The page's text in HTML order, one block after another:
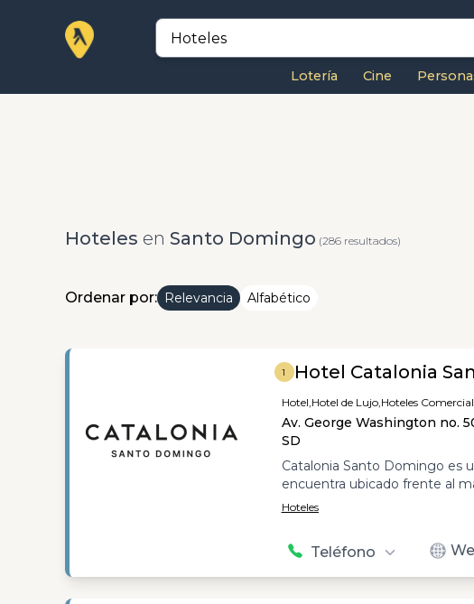
Lotería Cine
Hoteles en Santo Domingo (286 resultados)
Ordenar por: Relevancia Alfabético
1 Hotel Catalonia
Hotel,Hotel de Lujo,Hoteles
Av. George Washington no.
SD
Catalonia Santo Domingo es
encuentra ubicado frente al
Hoteles
Teléfono